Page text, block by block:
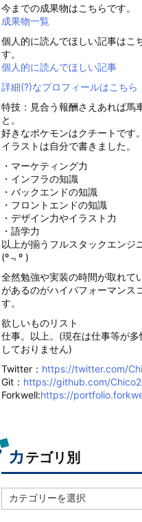
今までの成果物はこちらです。
成果物一覧
個人的に読んでほしい記事はこ
す。
個人的に読んでほしい記事
詳細(?)なプロフィールはこちら
特技：見合う報酬さえあれば馬
と。
好きなポケモンはクチートです。
イラストは自分で書きました。
・マーケティング力
・インフラの知識
・バックエンドの知識
・フロントエンドの知識
・デザイン力やイラスト力
・語学力
以上が揃うフルスタックエンジ
(º﹃º )
全然勉強や実装の時間が取れて
があるのがハイパフォーマンス
す。
欲しいものリスト
仕事。以上。(現在は仕事等が
しておりません)
Twitter： https://twitter.com/
Git： https://github.com/
Forkwell:https://
カテゴリ別
テ